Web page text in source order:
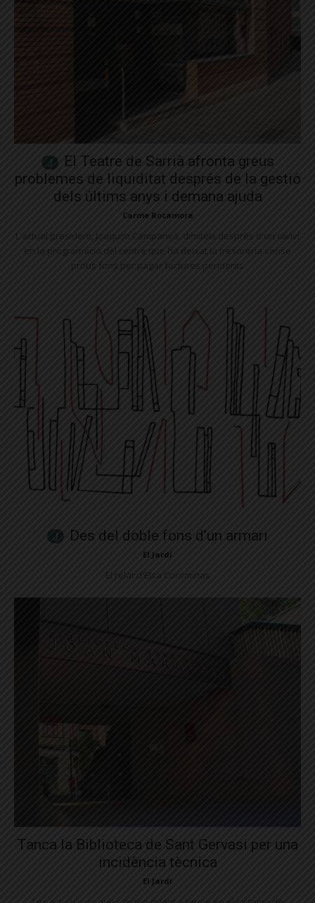
El Teatre de Sarrià afronta greus
problemes de liquiditat després de la gestió
dels últims anys i demana ajuda
Carme Rocamora
L'actual president, Joaquim Campanyà, dimiteix després d'un canvi
en la programació del centre que ha deixat la tresoreria sense
prous fons per pagar factures pendents
Des del doble fons d’un armari
El Jardí
El relat d'Elsa Corominas
Tanca la Biblioteca de Sant Gervasi per una
incidència tècnica
El Jardí